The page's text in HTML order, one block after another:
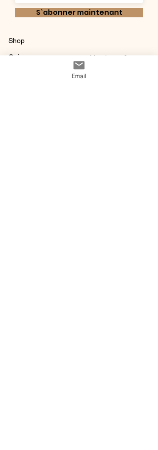
S`abonner maintenant
Shop
Qui sommes-
instagram
Livraisons & retours
Email